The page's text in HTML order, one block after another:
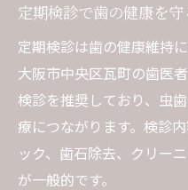
定期検診で歯の健康を守
定期検診は歯の健康維持
大阪市中央区瓦町の歯医
検診を推奨しており、虫
療につながります。検診
ック、歯石除去、クリー
が一般的です。